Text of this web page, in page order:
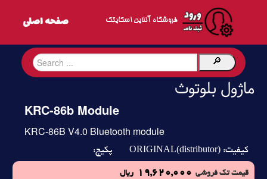
فروشگاه آنلاین اسکایتک
ماژول بلوتوث
KRC-86b Module
KRC-86B V4.0 Bluetooth module
کیفیت: ORIGINAL(distributor) پکیج:
قیمت تک فروشی 19,620,000 ریال